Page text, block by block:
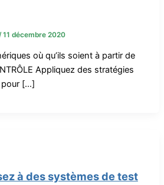
11 décembre 2020
où qu’ils soient à partir de
Appliquez des stratégies
pour […]
à des systèmes de test